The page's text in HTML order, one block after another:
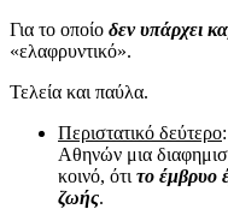
Για το οποίο δεν υπάρχει
«ελαφρυντικό».
Τελεία και παύλα.
Περιστατικό δεύτερο
Αθηνών μια
κοινό, ότι το έμβρυο
ζωής.